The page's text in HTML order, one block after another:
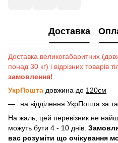
Доставка
Доставка великогабаритних
понад 30 кг) і відрізних товарів
замовлення!
УкрПошта довжина до 120см
на відділення УкрПошта за
На жаль, цей перевізник не
можуть бути 4 - 10 днів.
вас розуміти що очікування